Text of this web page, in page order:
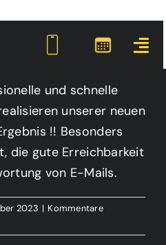
und schnelle
unserer neuen
!! Besonders
die gute Erreichbarkeit
von E-Mails.
2023 | Kommentare